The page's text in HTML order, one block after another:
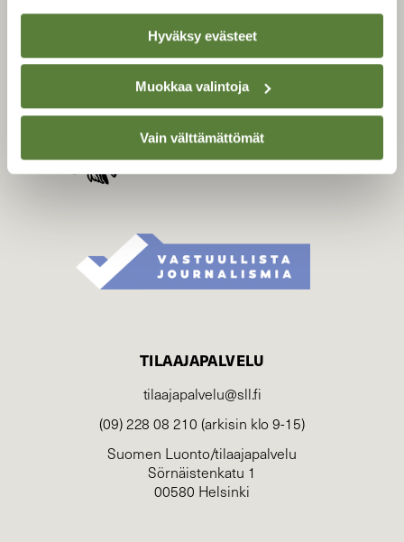
Hyväksy evästeet
Muokkaa valintoja
Vain välttämättömät
SUOMEN LUONNON­
Suomen Luonto -lehden
kustantaja onSuomen
luonnonsuojelu­liitto.
TILAAJAPALVELU
tilaajapalvelu@sll.fi
(09) 228 08 210 (arkisin klo 9-15)
Suomen Luonto/tilaajapalvelu
Sörnäistenkatu 1
00580 Helsinki